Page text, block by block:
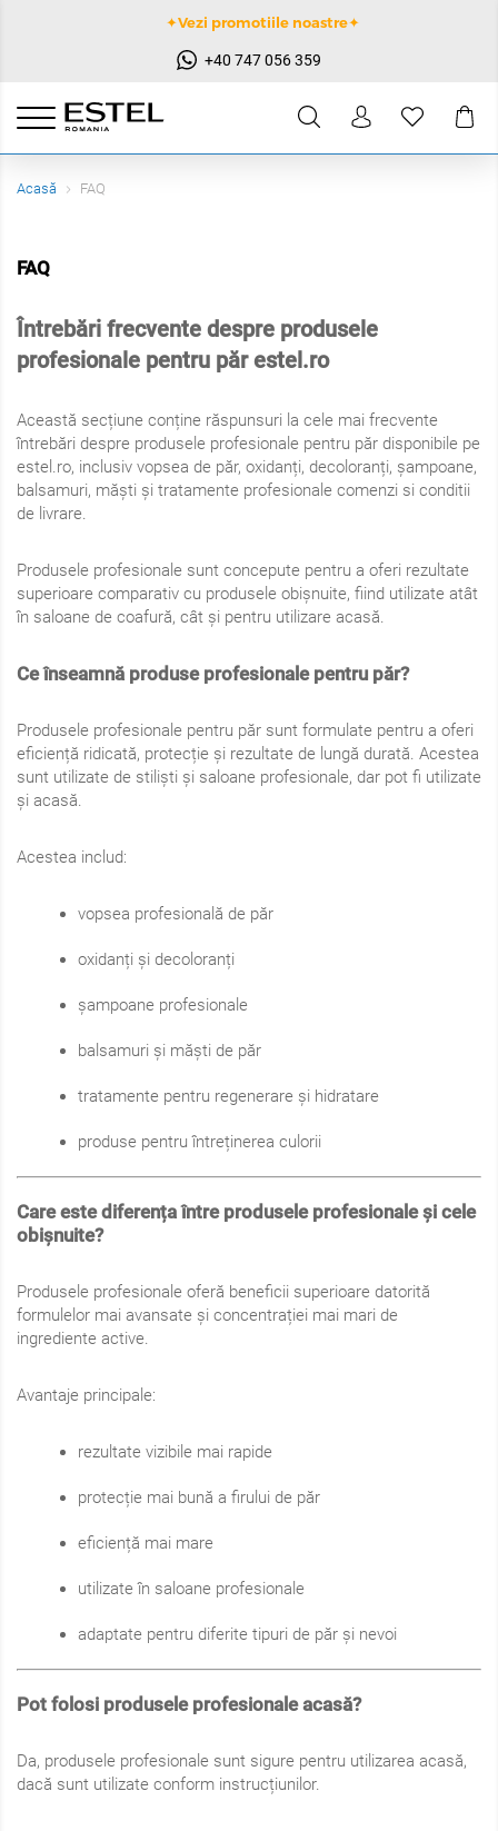
✦Vezi promotiile noastre✦
+40 747 056 359
Acasă FAQ
FAQ
Întrebări frecvente despre produsele
profesionale pentru păr estel.ro
Această secțiune conține răspunsuri la cele mai frecvente
întrebări despre produsele profesionale pentru păr disponibile pe
estel.ro, inclusiv vopsea de păr, oxidanți, decoloranți, șampoane,
balsamuri, măști și tratamente profesionale comenzi si conditii
de livrare.
Produsele profesionale sunt concepute pentru a oferi rezultate
superioare comparativ cu produsele obișnuite, fiind utilizate atât
în saloane de coafură, cât și pentru utilizare acasă.
Ce înseamnă produse profesionale pentru păr?
Produsele profesionale pentru păr sunt formulate pentru a oferi
eficiență ridicată, protecție și rezultate de lungă durată. Acestea
sunt utilizate de stiliști și saloane profesionale, dar pot fi utilizate
și acasă.
Acestea includ:
vopsea profesională de păr
oxidanți și decoloranți
șampoane profesionale
balsamuri și măști de păr
tratamente pentru regenerare și hidratare
produse pentru întreținerea culorii
Care este diferența între produsele profesionale și cele
obișnuite?
Produsele profesionale oferă beneficii superioare datorită
formulelor mai avansate și concentrației mai mari de
ingrediente active.
Avantaje principale:
rezultate vizibile mai rapide
protecție mai bună a firului de păr
eficiență mai mare
utilizate în saloane profesionale
adaptate pentru diferite tipuri de păr și nevoi
Pot folosi produsele profesionale acasă?
Da, produsele profesionale sunt sigure pentru utilizarea acasă,
dacă sunt utilizate conform instrucțiunilor.